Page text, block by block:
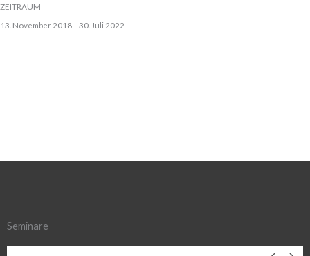
ZEITRAUM
13. November 2018 – 30. Juli 2022
Seminare